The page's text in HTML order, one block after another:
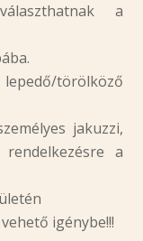
a
törölköző
jakuzzi,
a
igénybe!!!